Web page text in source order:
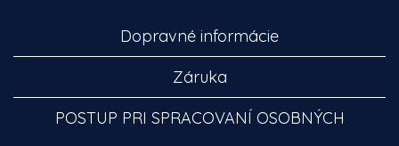
Dopravné informácie
Záruka
POSTUP PRI SPRACOVANÍ OSOBNÝCH